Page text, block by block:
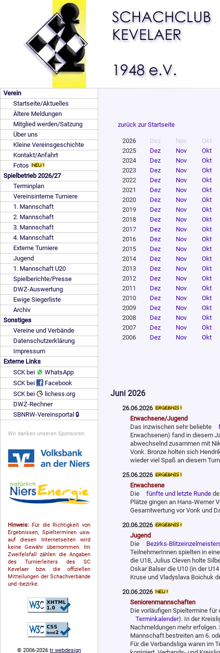
Verein
Startseite/Aktuelles
Ältere Meldungen
Mitglied werden/Satzung
Über uns
Kleine Vereinsgeschichte
Kontakt/Anfahrt
Fotos
Spielbetrieb 2026/27
Terminplan
Vereinsinterne Turniere
1. Mannschaft
2. Mannschaft
3. Mannschaft
4. Mannschaft
Externe Turniere
Jugend
1. Mannschaft U20
Spielberichte/Presse
DWZ-Auswertung
Ewige Siegerliste
Archiv
Sonstiges
Vereine und Verbände
Datenschutzerklärung
Impressum
Externe Links
SCK bei
WhatsApp
SCK bei
Facebook
SCK bei
lichess.org
DWZ-Rechner
SBNRW-Vereinsportal 🔒
Wir danken unseren Sponsoren:
Hinweis: Für die Richtigkeit von
Ergebnissen, Spielterminen usw.
auf diesen Internetseiten wird
keine Gewähr übernommen. Im
Zweifelsfall zählen die Angaben
des Turnierleiters des SC
Kevelaer bzw. die offiziellen
Mitteilungen der Schach­ver­bände
und -bezirke.
© 2006-2026 tr webdesign
zurück zur Startseite
2026 Dez Nov
Okt
2025
Dez Nov
Okt
2024
Dez Nov
Okt
2023
Dez Nov
Okt
2022
Dez Nov
Okt
2021
Dez Nov
Okt
2020
Dez Nov
Okt
2019
Dez Nov
Okt
2018
Dez Nov
Okt
2017
Dez Nov
Okt
2016
Dez Nov
Okt
2015
Dez Nov
Okt
2014
Dez Nov
Okt
2013
Dez Nov
Okt
2012
Dez Nov
Okt
2011
Dez Nov
Okt
2010
Dez Nov
Okt
2009
Dez Nov
Okt
2008
Dez Nov
Okt
2007
Dez Nov
Okt
2006
Dez Nov Okt
Juni 2026
26.06.2026
Erwachsene/Jugend
Das inzwischen sehr beliebte
Erwachsenen) fand in diesem
abwechselnd zusammen mit
Vonk. Bronze holten sich
wieder viel Spaß an diesem
25.06.2026
Erwachsene
Die
fünfte und letzte Runde
Plätze gingen an Hans-Werner
Gesamtwertung vor Vonk und
20.06.2026
Jugend
Die
Bezirks-
TeilnehmerInnen spielten in
die U18, Julius Cleven holte
Oskar Balser die U10 (in der
Kruse und Vladyslava Boichuk
20.06.2026
Seniorenmannschaften
Die vorläufigen Spieltermine
Terminkalender). In der
Nachmeldungen mehr
Mannschaft bestreiten am 6.
Für die Verbandsliga waren im